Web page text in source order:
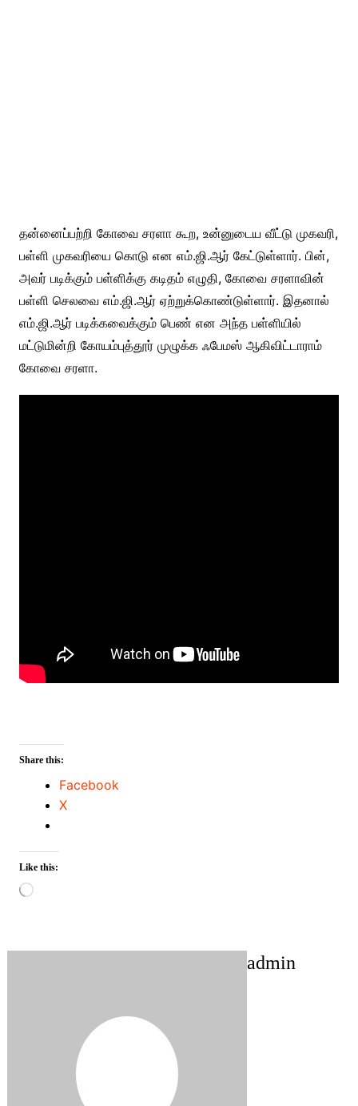
தன்னைப்பற்றி கோவை சரளா கூற, உன்னுடைய வீட்டு முகவரி,
பள்ளி முகவரியை கொடு என எம்.ஜி.ஆர் கேட்டுள்ளார். பின்,
அவர் படிக்கும் பள்ளிக்கு கடிதம் எழுதி, கோவை சரளாவின்
பள்ளி செலவை எம்.ஜி.ஆர் ஏற்றுக்கொண்டுள்ளார். இதனால்
எம்.ஜி.ஆர் படிக்கவைக்கும் பெண் என அந்த பள்ளியில்
மட்டுமின்றி கோயம்புத்தூர் முழுக்க ஃபேமஸ் ஆகிவிட்டாராம்
கோவை சரளா.
Share this:
Facebook
X
Like this:
Loading…
admin